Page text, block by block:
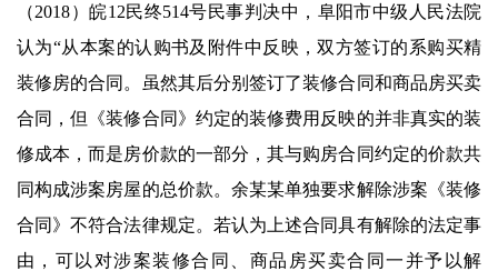
（2018）皖12民终514号民事判决中，阜阳市中级人民法院
认为“从本案的认购书及附件中反映，双方签订的系购买精
装修房的合同。虽然其后分别签订了装修合同和商品房买卖
合同，但《装修合同》约定的装修费用反映的并非真实的装
修成本，而是房价款的一部分，其与购房合同约定的价款共
同构成涉案房屋的总价款。余某某单独要求解除涉案《装修
合同》不符合法律规定。若认为上述合同具有解除的法定事
由，可以对涉案装修合同、商品房买卖合同一并予以解